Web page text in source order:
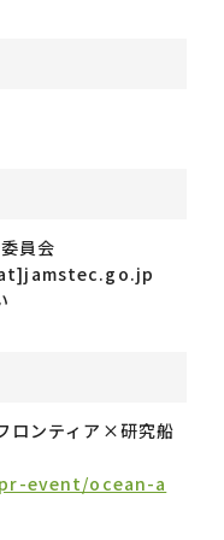
員会
ロンティア×研究船
event/ocean-a